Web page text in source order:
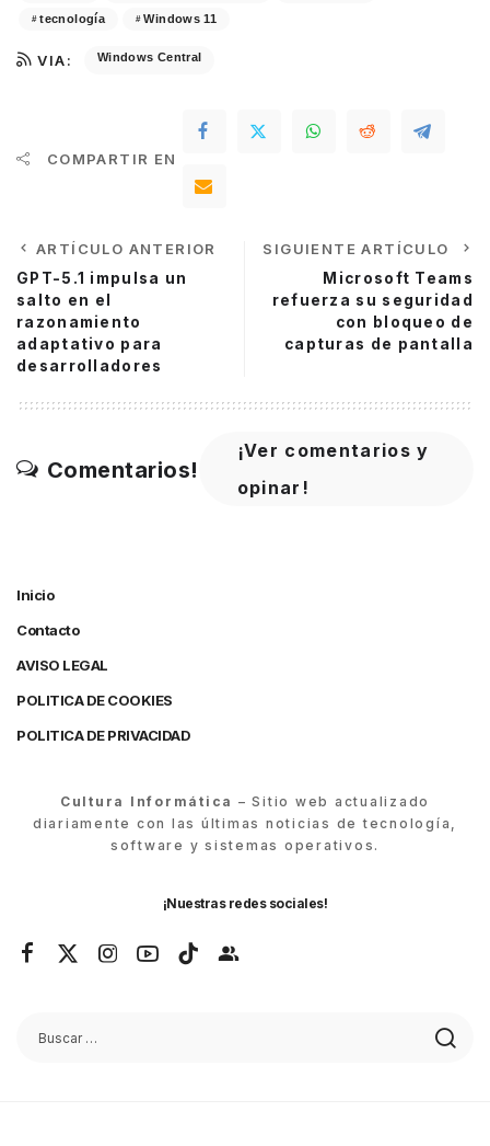
tecnología Windows 11
VIA: Windows Central
COMPARTIR EN
ARTÍCULO ANTERIOR
GPT-5.1 impulsa un
salto en el
razonamiento
adaptativo para
desarrolladores
SIGUIENTE ARTÍCULO
Microsoft Teams
refuerza su seguridad
con bloqueo de
capturas de pantalla
Comentarios!
¡Ver comentarios y
opinar!
Inicio
Contacto
AVISO LEGAL
POLITICA DE COOKIES
POLITICA DE PRIVACIDAD
Cultura Informática – Sitio web actualizado
diariamente con las últimas noticias de tecnología,
software y sistemas operativos.
¡Nuestras redes sociales!